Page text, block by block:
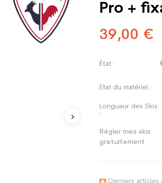
Pro +
39,00 €
État :
Etat du matériel :
Longueur des Skis
:
Régler mes skis
gratuitement
Derniers articles